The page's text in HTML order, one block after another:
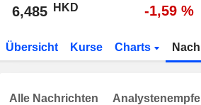
6,485 HKD -1,59 %
Übersicht Kurse Charts
Alle Nachrichten